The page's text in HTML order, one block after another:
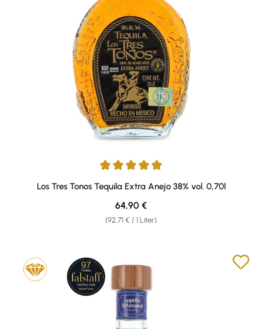
Durchschnittliche Bewertung von 5 von 5 Sternen
Los Tres Tonos Tequila Extra Anejo 38% vol. 0,70l
(92,71 € / 1 Liter)
Regulärer Preis:
64,90 €